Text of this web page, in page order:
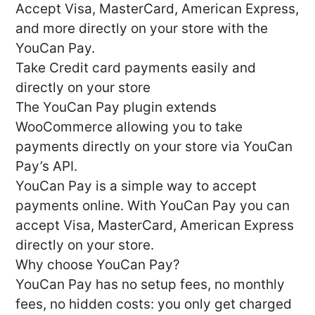
Accept Visa, MasterCard, American Express,
and more directly on your store with the
YouCan Pay.
Take Credit card payments easily and
directly on your store
The YouCan Pay plugin extends
WooCommerce allowing you to take
payments directly on your store via YouCan
Pay’s API.
YouCan Pay is a simple way to accept
payments online. With YouCan Pay you can
accept Visa, MasterCard, American Express
directly on your store.
Why choose YouCan Pay?
YouCan Pay has no setup fees, no monthly
fees, no hidden costs: you only get charged